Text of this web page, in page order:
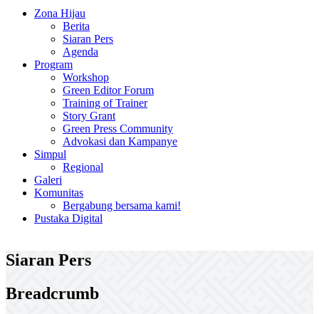
Zona Hijau
Berita
Siaran Pers
Agenda
Program
Workshop
Green Editor Forum
Training of Trainer
Story Grant
Green Press Community
Advokasi dan Kampanye
Simpul
Regional
Galeri
Komunitas
Bergabung bersama kami!
Pustaka Digital
Siaran Pers
Breadcrumb